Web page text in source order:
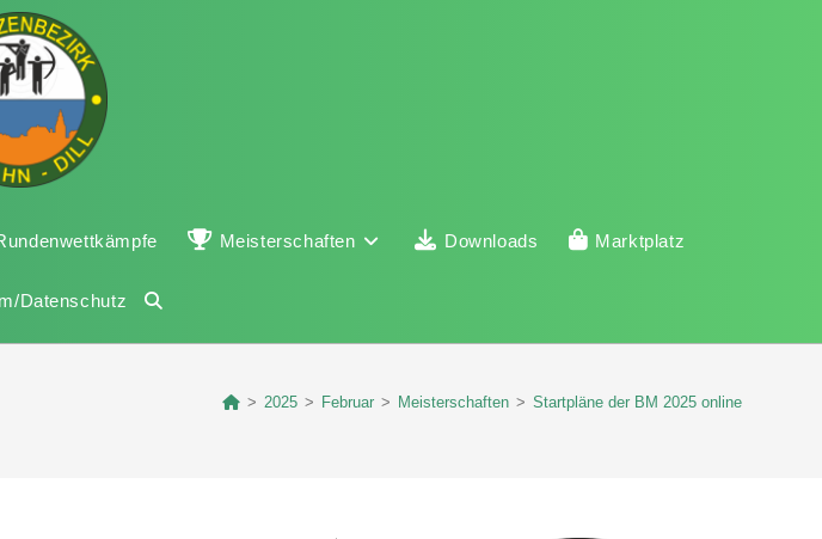
Meisterschaften Downloads Marktplatz
Datenschutz
> 2025 > Februar > Meisterschaften > Startpläne der BM 2025 online